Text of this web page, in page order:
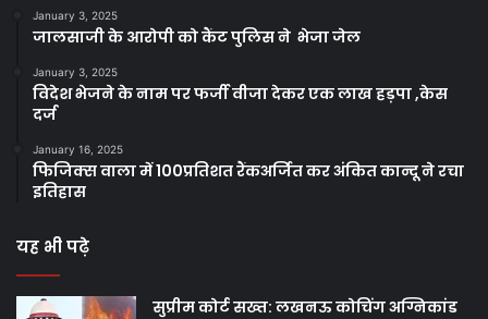
January 3, 2025
जालसाजी के आरोपी को कैंट पुलिस ने भेजा जेल
January 3, 2025
विदेश भेजने के नाम पर फर्जी वीजा देकर एक लाख हड़पा ,केस
दर्ज
January 16, 2025
फिजिक्स वाला में 100प्रतिशत रैंकअर्जित कर अंकित कान्दू ने रचा
इतिहास
यह भी पढ़े
सुप्रीम कोर्ट सख्त: लखनऊ कोचिंग अग्निकांड